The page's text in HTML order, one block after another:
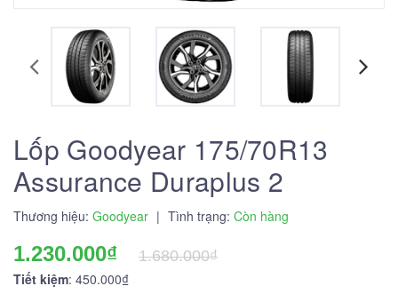
Lốp Goodyear 175/70R13
Assurance Duraplus 2
Thương hiệu: Goodyear | Tình trạng: Còn hàng
1.230.000₫
1.680.000₫
Tiết kiệm: 450.000₫